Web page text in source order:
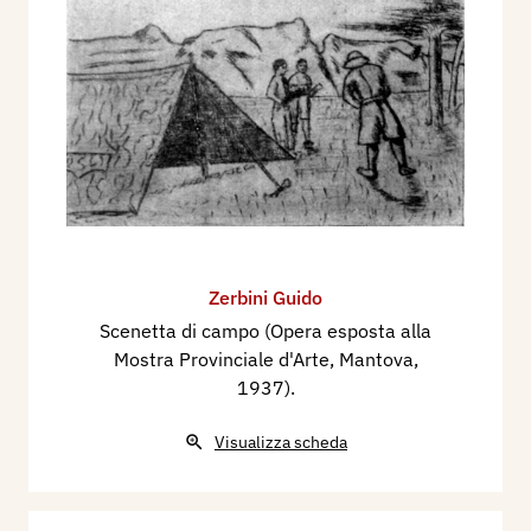
Indipendenti” al Palazzo della Ragione di
Mantova, dove vengono esposti cinque dipinti:
Paesaggio di montagna,Bovegno,Chiesa Saletto
Dal cortile di casa mia,Gli spaltie quattro
incisioni. Italo Bini sulla Gazzetta scrive: “Del
compianto Guido Zerbini, immaturamente
scomparso nei giorni scorsi, appaiono esposte,
germogliano i segni di una sensibilità e di un
sicuro colorismo”. Il critico del settimanale La
Cittadella scrive: “Nella mostra postuma del Dr.
Guido Zerbini, scomparso proprio mentre stava
pregio, dopo aver esposto incisioni in varie
Zerbini Guido
Scenetta di campo (Opera esposta alla
Mostra Provinciale d'Arte, Mantova,
1937).
Visualizza scheda